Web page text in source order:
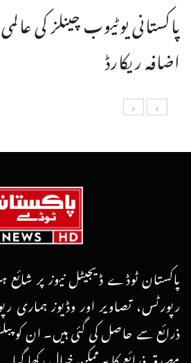
پاکستانی یوٹیوب چینلز کی
اضافہ ریکارڈ
پاکستان ٹوڈے ڈیجیٹل نیوز پر شائع
رپورٹس، تصاویر اور وڈیوز ہماری
ذرائع سے حاصل کی گئی ہیں۔ ان کو